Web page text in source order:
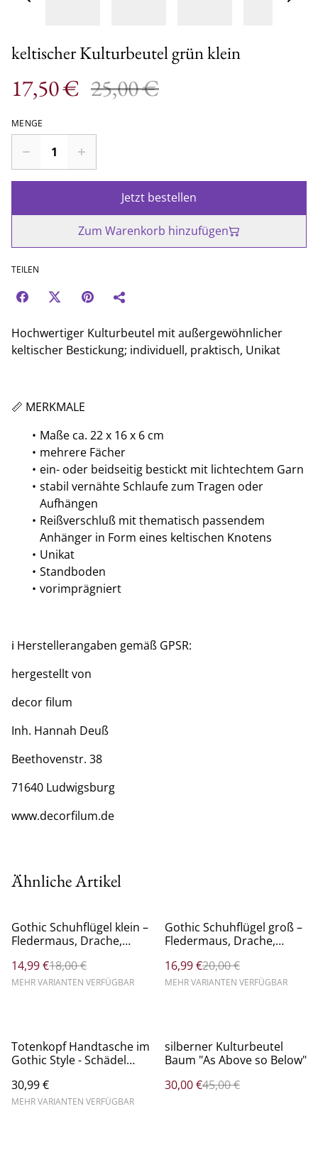
keltischer Kulturbeutel grün klein
17,50 € 25,00 €
MENGE
Jetzt bestellen
Zum Warenkorb hinzufügen
TEILEN
Hochwertiger Kulturbeutel mit außergewöhnlicher
keltischer Bestickung; individuell, praktisch, Unikat
📏 MERKMALE
Maße ca. 22 x 16 x 6 cm
mehrere Fächer
ein- oder beidseitig bestickt mit lichtechtem Garn
stabil vernähte Schlaufe zum Tragen oder
Aufhängen
Reißverschluß mit thematisch passendem
Anhänger in Form eines keltischen Knotens
Unikat
Standboden
vorimprägniert
ℹ️ Herstellerangaben gemäß GPSR:
hergestellt von
decor filum
Inh. Hannah Deuß
Beethovenstr. 38
71640 Ludwigsburg
www.decorfilum.de
Ähnliche Artikel
%
Gothic Schuhflügel klein –
Fledermaus, Drache,
14,99 €18,00 €
MEHR VARIANTEN VERFÜGBAR
%
Gothic Schuhflügel groß –
Fledermaus, Drache,
16,99 €20,00 €
MEHR VARIANTEN VERFÜGBAR
Totenkopf Handtasche im
Gothic Style - Schädel
30,99 €
MEHR VARIANTEN VERFÜGBAR
%
silberner Kulturbeutel
Baum "As Above so Below"
30,00 €45,00 €